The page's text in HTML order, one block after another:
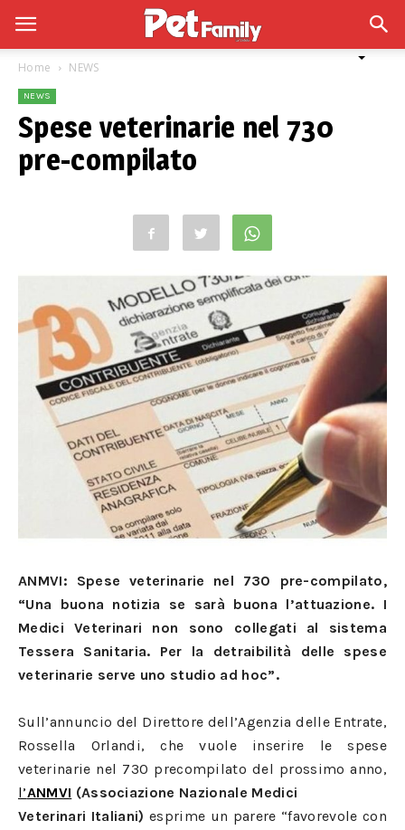
Home NEWS
NEWS
Spese veterinarie nel 730
pre-compilato
ANMVI: Spese veterinarie nel 730 pre-compilato,
“Una buona notizia se sarà buona l’attuazione. I
Medici Veterinari non sono collegati al sistema
Tessera Sanitaria. Per la detraibilità delle spese
veterinarie serve uno studio ad hoc”.
Sull’annuncio del Direttore dell’Agenzia delle Entrate,
Rossella Orlandi, che vuole inserire le spese
veterinarie nel 730 precompilato del prossimo anno,
l’ANMVI (Associazione Nazionale Medici
Veterinari Italiani) esprime un parere “favorevole con